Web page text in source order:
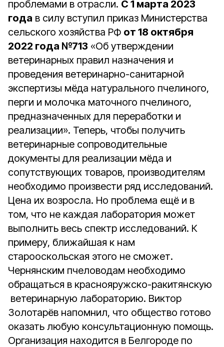
проблемами в отрасли. С 1 марта 2023
года в силу вступил приказ Министерства
сельского хозяйства РФ от 18 октября
2022 года №713 «Об утверждении
ветеринарных правил назначения и
проведения ветеринарно-санитарной
экспертизы мёда натурального пчелиного,
перги и молочка маточного пчелиного,
предназначенных для переработки и
реализации». Теперь, чтобы получить
ветеринарные сопроводительные
документы для реализации мёда и
сопутствующих товаров, производителям
необходимо произвести ряд исследований.
Цена их возросла. Но проблема ещё и в
том, что не каждая лаборатория может
выполнить весь спектр исследований. К
примеру, ближайшая к нам
старооскольская этого не сможет.
Чернянским пчеловодам необходимо
обращаться в краснояружско-ракитянскую
ветеринарную лабораторию. Виктор
Золотарёв напомнил, что общество готово
оказать любую консультационную помощь.
Организация находится в Белгороде по